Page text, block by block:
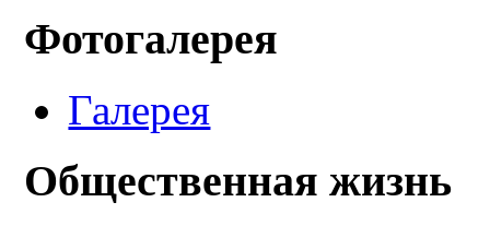
Фотогалерея
Галерея
Общественная жизнь